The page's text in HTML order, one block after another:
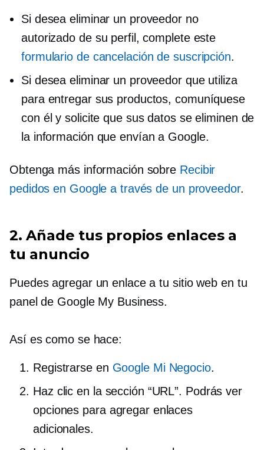
Si desea eliminar un proveedor no
autorizado de su perfil, complete este
formulario de cancelación de suscripción.
Si desea eliminar un proveedor que utiliza
para entregar sus productos, comuníquese
con él y solicite que sus datos se eliminen de
la información que envían a Google.
Obtenga más información sobre Recibir
pedidos en Google a través de un proveedor.
2. Añade tus propios enlaces a
tu anuncio
Puedes agregar un enlace a tu sitio web en tu
panel de Google My Business.
Así es como se hace:
Registrarse en Google Mi Negocio.
Haz clic en la sección “URL”. Podrás ver
opciones para agregar enlaces
adicionales.